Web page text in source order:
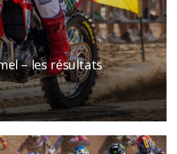
– les résultats